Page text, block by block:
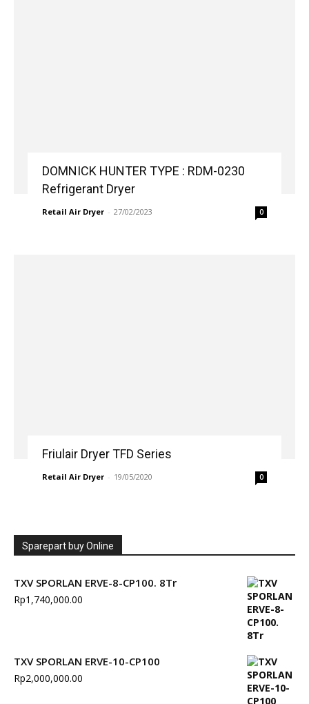
DOMNICK HUNTER TYPE : RDM-0230
Refrigerant Dryer
Retail Air Dryer - 27/02/2023 0
Friulair Dryer TFD Series
Retail Air Dryer - 19/05/2020 0
Sparepart buy Online
TXV SPORLAN ERVE-8-CP100. 8Tr
Rp1,740,000.00
TXV SPORLAN ERVE-10-CP100
Rp2,000,000.00